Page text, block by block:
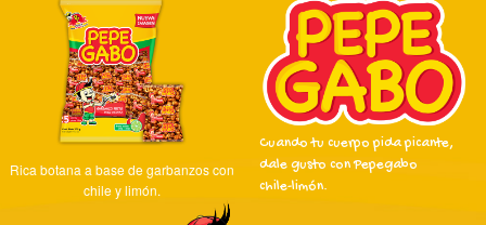
Rica botana a base de garbanzos con
chile y limón.
Cuando tu cuerpo pida picante,
dale gusto con Pepegabo
chile-limón.